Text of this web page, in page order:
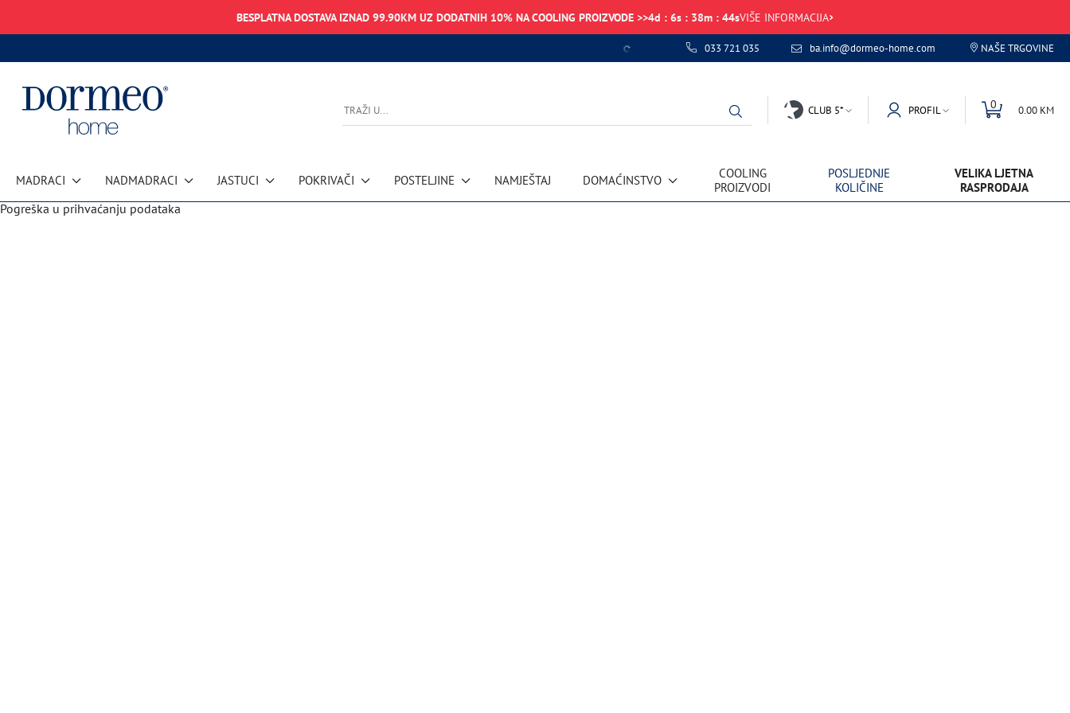
BESPLATNA DOSTAVA IZNAD 99.90KM UZ DODATNIH 10% NA COOLING PROIZVODE >>4d : 6s : 38m : 44sVIŠE INFORMACIJA
033 721 035 ba.info@dormeo-home.com NAŠE TRGOVINE
CLUB 5* PROFIL 0 0.00 KM
MADRACI NADMADRACI JASTUCI POKRIVAČI POSTELJINE NAMJEŠTAJ DOMAĆINSTVO
COOLING
PROIZVODI
POSLJEDNJE
KOLIČINE
VELIKA LJETNA
RASPRODAJA
Pogreška u prihvaćanju podataka